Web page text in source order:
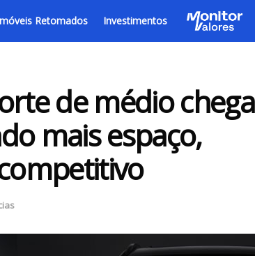
Retomados Investimentos
de médio chega
mais espaço,